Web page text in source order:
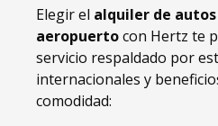
Elegir el alquiler de
aeropuertocon Hertz te
servicio respaldado por
internacionales y
comodidad: